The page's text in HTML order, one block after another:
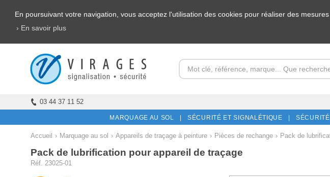
En poursuivant votre navigation, vous acceptez l'utilisation des cookies pour réaliser des
› En savoir plus
03 44 37 11 52
MARQUAGE AU SOL | SÉCURITÉ ET SIGNALÉTIQUE |
Accueil › Marquage au sol › Appareils de traçage à peinture › Pièces de rechange › Pack de
Pack de lubrification pour appareil de traçage
Réf. 23025-01